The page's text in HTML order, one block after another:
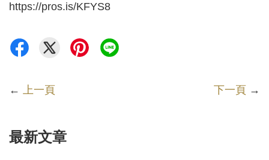
https://pros.is/KFYS8
← 上一頁 下一頁 →
最新文章